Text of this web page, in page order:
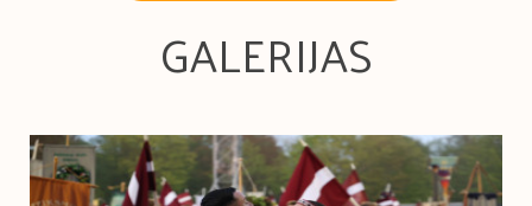
GALERIJAS